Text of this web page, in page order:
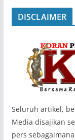
DISCLAIMER
‎Seluruh artikel,
Media disajikan
pers